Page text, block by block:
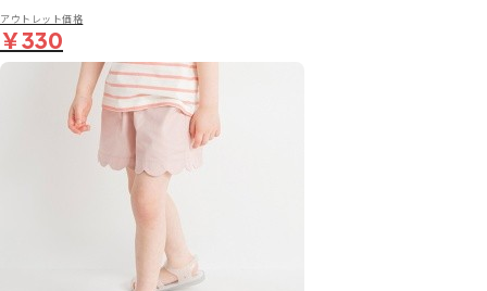
アウトレット価格
￥330